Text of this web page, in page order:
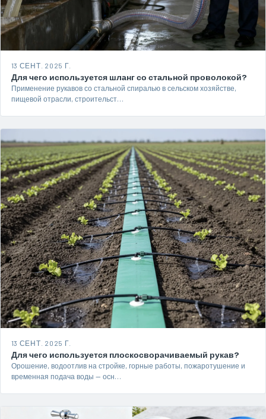
13 СЕНТ. 2025 Г.
Для чего используется шланг со стальной проволокой?
Применение рукавов со стальной спиралью в сельском хозяйстве,
пищевой отрасли, строительст…
13 СЕНТ. 2025 Г.
Для чего используется плоскосворачиваемый рукав?
Орошение, водоотлив на стройке, горные работы, пожаротушение и
временная подача воды — осн…